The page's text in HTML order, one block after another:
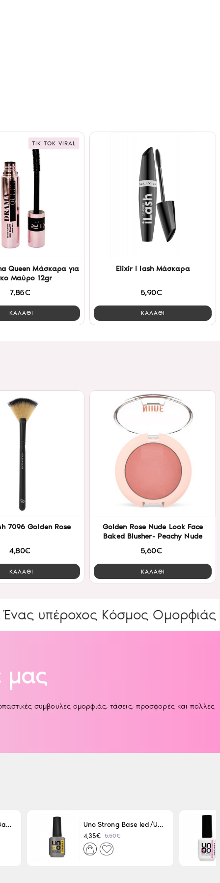
TIK TOK VIRAL
Queen Μάσκαρα για
Μαύρο 12gr
7,85€
ΚΑΛΑΘΙ
Elixir I lash Μάσκαρα
5,90€
ΚΑΛΑΘΙ
7096 Golden Rose
4,80€
ΚΑΛΑΘΙ
Golden Rose Nude Look Face
Baked Blusher- Peachy Nude
5,60€
ΚΑΛΑΘΙ
Κόσμος Ομορφιάς
μας
συμβουλές ομορφιάς, τάσεις, προσφορές και πολλές
Uno LED/UV Rubber Base 15ml Uno Strong Base led/Uv 15 ml
4,35€ 5,50€